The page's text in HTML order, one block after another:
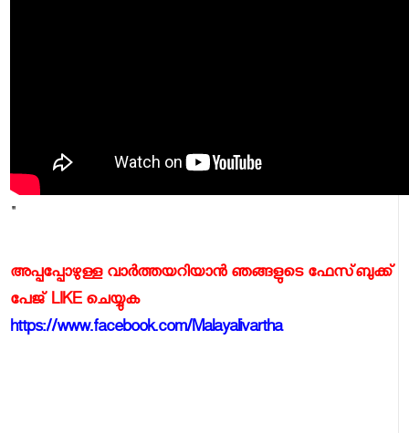
"
അപ്പപ്പോഴുള്ള വാര്‍ത്തയറിയാന്‍ ഞങ്ങളുടെ ഫേസ്‌ബുക്ക്‌
പേജ് LIKE ചെയ്യുക
https://www.facebook.com/Malayalivartha